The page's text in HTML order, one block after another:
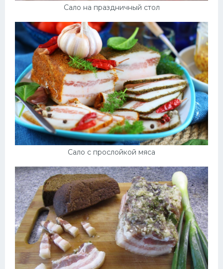
Сало на праздничный стол
Сало с прослойкой мяса